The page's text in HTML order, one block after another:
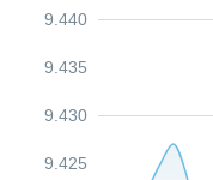
9.425
9.430
9.435
9.440